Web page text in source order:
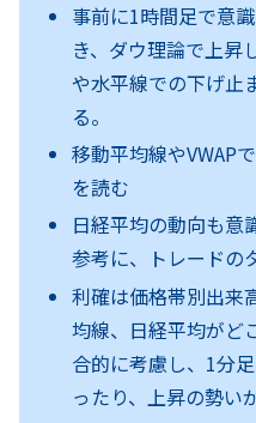
事前に1時間足で意
き、ダウ理論で上昇
や水平線での下げ止
る。
移動平均線やVWAP
を読む
日経平均の動向も意
参考に、トレードの
利確は価格帯別出来
均線、日経平均がど
合的に考慮し、1分
ったり、上昇の勢い